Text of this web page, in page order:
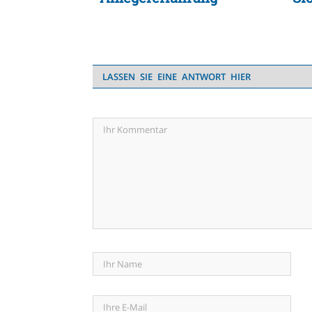
LASSEN SIE EINE ANTWORT HIER